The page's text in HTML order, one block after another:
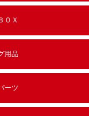
ＯＸ
用品
ーツ